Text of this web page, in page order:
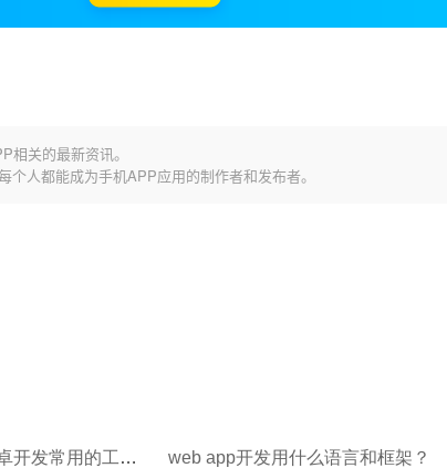
关的最新资讯。
人都能成为手机APP应用的制作者和发布者。
android开发平台：安卓开发常用的工具有哪些？ web app开发用什么语言和框架？